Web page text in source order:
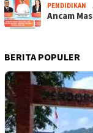
PENDIDIKAN
Ancam
BERITA POPULER